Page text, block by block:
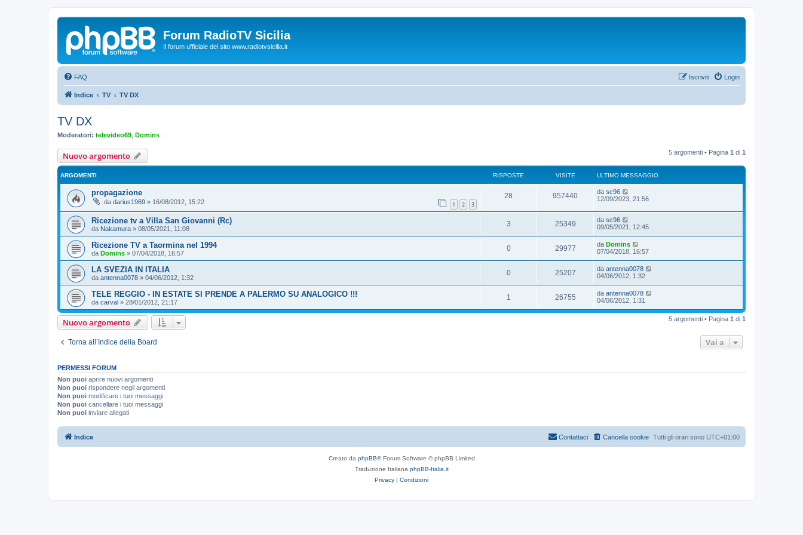
Forum RadioTV Sicilia
Il forum ufficiale del sito www.radiotvsicilia.it
FAQ Login
Iscriviti
Indice TV TV DX
TV DX
Moderatori: televideo69 Domins
Nuovo argomento 5 argomenti • Pagina 1 di 1
ARGOMENTI RISPOSTE VISITE ULTIMO MESSAGGIO
propagazione
da darius1969 » 16/08/2012, 15:22 1 2 3
28 957440 da sc96
12/09/2023, 21:56
Ricezione tv a Villa San Giovanni (Rc)
da Nakamura » 08/05/2021, 11:08
3 25349 da sc96
09/05/2021, 12:45
Ricezione TV a Taormina nel 1994
da Domins » 07/04/2018, 16:57
0 29977 da Domins
07/04/2018, 16:57
LA SVEZIA IN ITALIA
da antenna0078 » 04/06/2012, 1:32
0 25207 da antenna0078
04/06/2012, 1:32
TELE REGGIO - IN ESTATE SI PRENDE A PALERMO SU ANALOGICO !!!
da carval » 28/01/2012, 21:17
1 26755 da antenna0078
04/06/2012, 1:31
Nuovo argomento 5 argomenti • Pagina 1 di 1
Torna all’Indice della Board Vai a
PERMESSI FORUM
Non puoi aprire nuovi argomenti
Non puoi rispondere negli argomenti
Non puoi modificare i tuoi messaggi
Non puoi cancellare i tuoi messaggi
Non puoi inviare allegati
Indice Tutti gli orari sono UTC+01:00
Cancella cookie
Contattaci
Creato da phpBB® Forum Software © phpBB Limited
Traduzione Italiana phpBB-Italia.it
Privacy | Condizioni